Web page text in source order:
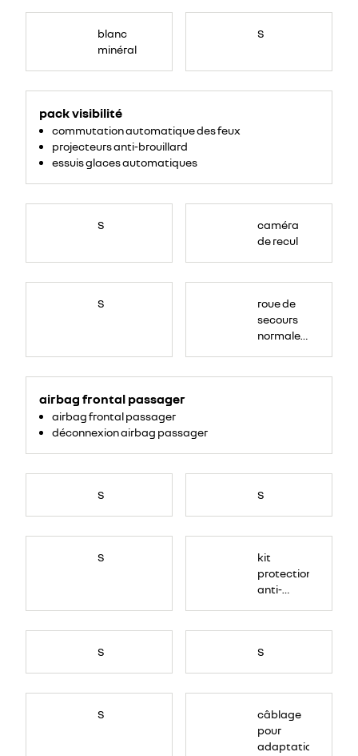
blanc
minéral
S
anti-
brouillard</li>
<li>commutation
des
</ul>
pack visibilité
commutation automatique des feux
projecteurs anti-brouillard
essuis glaces automatiques
S
caméra
de recul
S
airbag frontal passager
airbag frontal passager
déconnexion airbag passager
roue de
secours
normale
S S
S
kit
protection
anti-
S S
S
câblage
pour
adaptation